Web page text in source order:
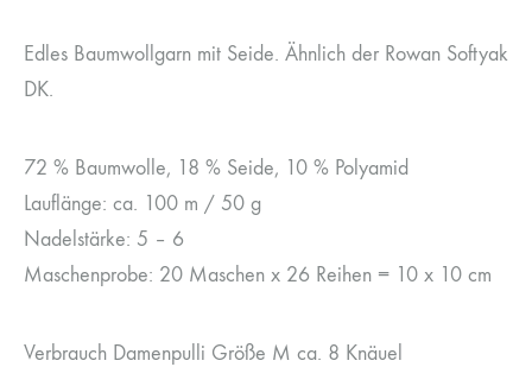
Edles Baumwollgarn mit Seide. Ähnlich der Rowan Softyak
DK.
72 % Baumwolle, 18 % Seide, 10 % Polyamid
Lauflänge: ca. 100 m / 50 g
Nadelstärke: 5 – 6
Maschenprobe: 20 Maschen x 26 Reihen = 10 x 10 cm
Verbrauch Damenpulli Größe M ca. 8 Knäuel